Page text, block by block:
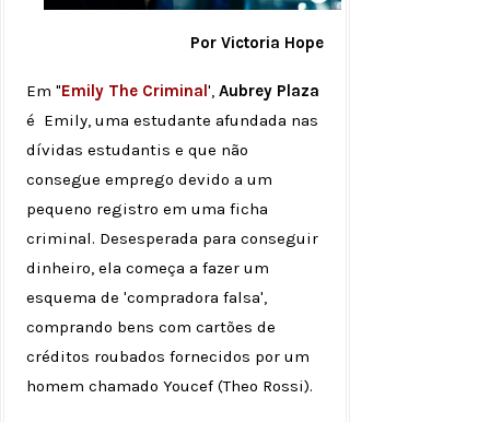
Por Victoria Hope
Em "Emily The Criminal', Aubrey Plaza
é Emily, uma estudante afundada nas
dívidas estudantis e que não
consegue emprego devido a um
pequeno registro em uma ficha
criminal. Desesperada para conseguir
dinheiro, ela começa a fazer um
esquema de 'compradora falsa',
comprando bens com cartões de
créditos roubados fornecidos por um
homem chamado Youcef (Theo Rossi).